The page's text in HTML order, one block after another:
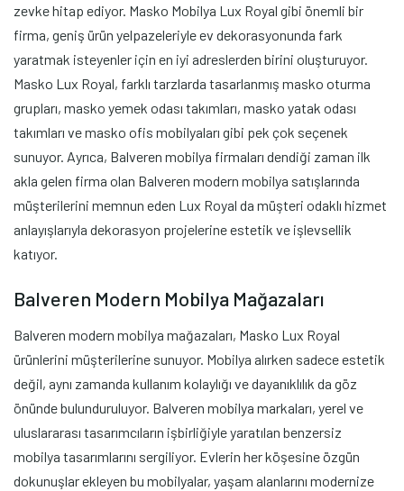
zevke hitap ediyor. Masko Mobilya Lux Royal gibi önemli bir
firma, geniş ürün yelpazeleriyle ev dekorasyonunda fark
yaratmak isteyenler için en iyi adreslerden birini oluşturuyor.
Masko Lux Royal, farklı tarzlarda tasarlanmış masko oturma
grupları, masko yemek odası takımları, masko yatak odası
takımları ve masko ofis mobilyaları gibi pek çok seçenek
sunuyor. Ayrıca, Balveren mobilya firmaları dendiği zaman ilk
akla gelen firma olan Balveren modern mobilya satışlarında
müşterilerini memnun eden Lux Royal da müşteri odaklı hizmet
anlayışlarıyla dekorasyon projelerine estetik ve işlevsellik
katıyor.
Balveren Modern Mobilya Mağazaları
Balveren modern mobilya mağazaları, Masko Lux Royal
ürünlerini müşterilerine sunuyor. Mobilya alırken sadece estetik
değil, aynı zamanda kullanım kolaylığı ve dayanıklılık da göz
önünde bulunduruluyor. Balveren mobilya markaları, yerel ve
uluslararası tasarımcıların işbirliğiyle yaratılan benzersiz
mobilya tasarımlarını sergiliyor. Evlerin her köşesine özgün
dokunuşlar ekleyen bu mobilyalar, yaşam alanlarını modernize